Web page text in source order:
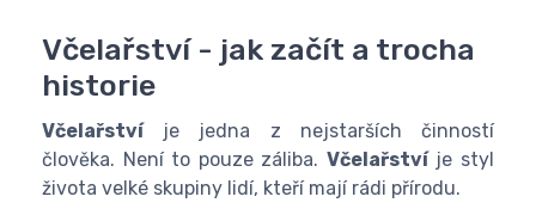
Včelařství - jak začít a trocha
historie
Včelařstvíje jedna z nejstarších činností
člověka. Není to pouze záliba. Včelařstvíje styl
života velké skupiny lidí, kteří mají rádi přírodu.